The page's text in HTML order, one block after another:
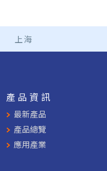
上海
產品資訊
最新產品
產品總覽
應用產業